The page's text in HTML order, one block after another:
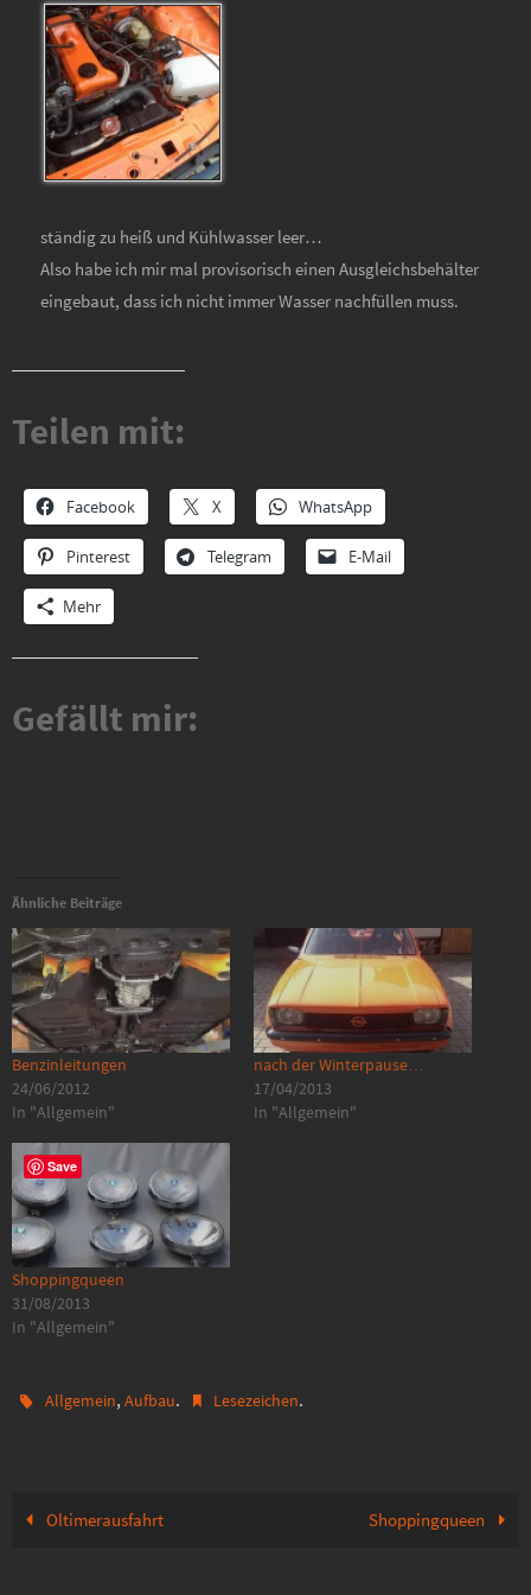
ständig zu heiß und Kühlwasser leer…
Also habe ich mir mal provisorisch einen Ausgleichsbehälter
eingebaut, dass ich nicht immer Wasser nachfüllen muss.
Teilen mit:
Facebook X WhatsApp
Pinterest Telegram E-Mail
Mehr
Gefällt mir:
Ähnliche Beiträge
Benzinleitungen
24/06/2012
In "Allgemein"
nach der Winterpause…
17/04/2013
In "Allgemein"
Shoppingqueen
31/08/2013
In "Allgemein"
Allgemein,Aufbau. Lesezeichen.
Oltimerausfahrt Shoppingqueen
Save